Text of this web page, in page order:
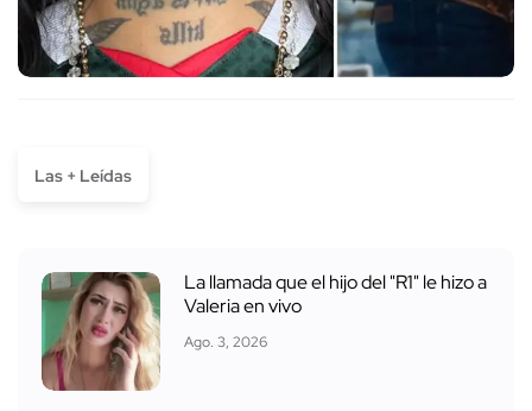
Las + Leídas
La llamada que el hijo del "R1" le hizo a
Valeria en vivo
Ago. 3, 2026